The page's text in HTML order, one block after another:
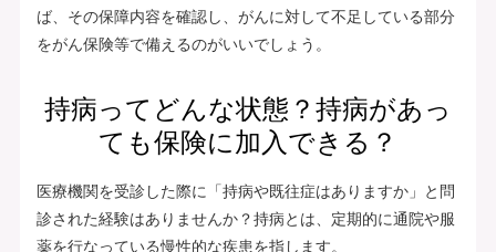
ば、その保障内容を確認し、がんに対して不足している部分
をがん保険等で備えるのがいいでしょう。
持病ってどんな状態？持病があっ
ても保険に加入できる？
医療機関を受診した際に「持病や既往症はありますか」と問
診された経験はありませんか？持病とは、定期的に通院や服
薬を行なっている慢性的な疾患を指します。